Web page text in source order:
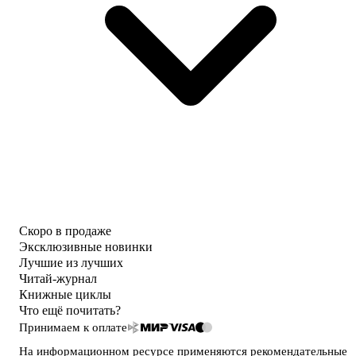
Скоро в продаже
Эксклюзивные новинки
Лучшие из лучших
Читай-журнал
Книжные циклы
Что ещё почитать?
Принимаем к оплате
На информационном ресурсе применяются рекомендательные